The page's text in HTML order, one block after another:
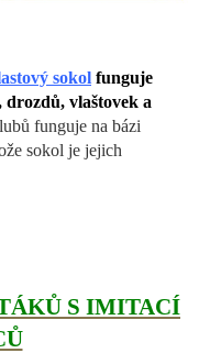
sokol funguje
vlaštovek a
funguje na bázi
sokol je jejich
S IMITACÍ